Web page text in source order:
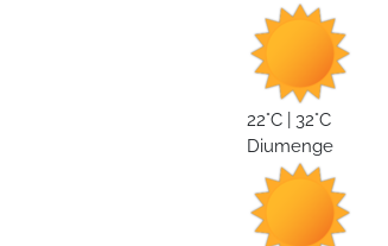
22°C | 32°C
Diumenge